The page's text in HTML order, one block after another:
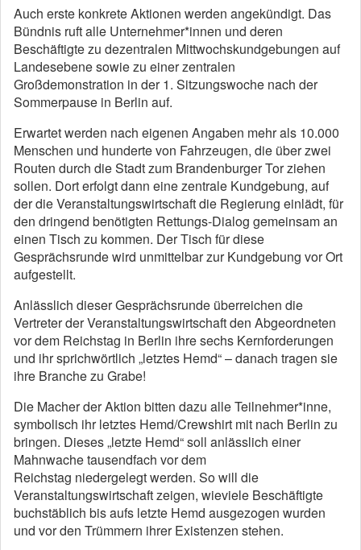
Auch erste konkrete Aktionen werden angekündigt. Das
Bündnis ruft alle Unternehmer*innen und deren
Beschäftigte zu dezentralen Mittwochskundgebungen auf
Landesebene sowie zu einer zentralen
Großdemonstration in der 1. Sitzungswoche nach der
Sommerpause in Berlin auf.
Erwartet werden nach eigenen Angaben mehr als 10.000
Menschen und hunderte von Fahrzeugen, die über zwei
Routen durch die Stadt zum Brandenburger Tor ziehen
sollen. Dort erfolgt dann eine zentrale Kundgebung, auf
der die Veranstaltungswirtschaft die Regierung einlädt, für
den dringend benötigten Rettungs-Dialog gemeinsam an
einen Tisch zu kommen. Der Tisch für diese
Gesprächsrunde wird unmittelbar zur Kundgebung vor Ort
aufgestellt.
Anlässlich dieser Gesprächsrunde überreichen die
Vertreter der Veranstaltungswirtschaft den Abgeordneten
vor dem Reichstag in Berlin ihre sechs Kernforderungen
und ihr sprichwörtlich „letztes Hemd“ – danach tragen sie
ihre Branche zu Grabe!
Die Macher der Aktion bitten dazu alle Teilnehmer*inne,
symbolisch ihr letztes Hemd/Crewshirt mit nach Berlin zu
bringen. Dieses „letzte Hemd“ soll anlässlich einer
Mahnwache tausendfach vor dem
Reichstag niedergelegt werden. So will die
Veranstaltungswirtschaft zeigen, wieviele Beschäftigte
buchstäblich bis aufs letzte Hemd ausgezogen wurden
und vor den Trümmern ihrer Existenzen stehen.